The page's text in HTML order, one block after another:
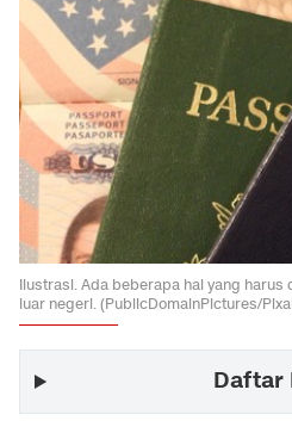
Ilustrasi. Ada beberapa hal yang
luar negeri. (PublicDomainPictures/
Daftar